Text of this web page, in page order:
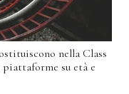
nella Class
su età e